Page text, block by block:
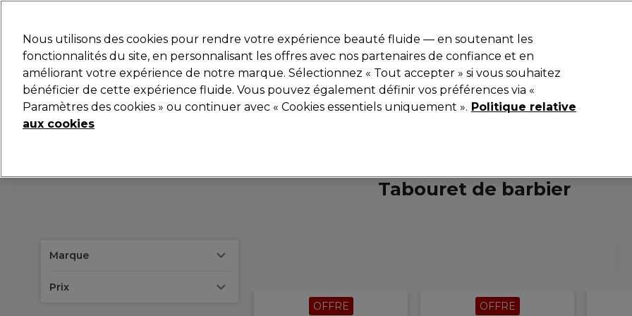
Rechercher
Marques Bons plans 🌟 Coiffure Electro et Matériel Beauté Equipement de salon Hommes
Livraison le lendemain*
Tabouret de barbier
Marque
Prix
OFFRE OFFRE
Nous utilisons des cookies pour rendre votre expérience beauté fluide — en soutenant les
fonctionnalités du site, en personnalisant les offres avec nos partenaires de confiance et en
améliorant votre expérience de notre marque. Sélectionnez « Tout accepter » si vous souhaitez
bénéficier de cette expérience fluide. Vous pouvez également définir vos préférences via «
Paramètres des cookies » ou continuer avec « Cookies essentiels uniquement ». Politique relative
aux cookies